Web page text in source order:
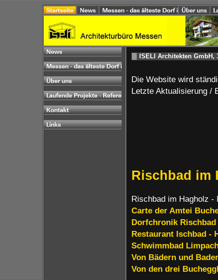
ISELI Architekten GmbH,
Die Website wird
Letzte Aktualisierung /
Rischbad im
Rischbad im Hagholz -
Carte der Amtei
Dorfchronik Rischbad
Restaurant Ischbad -
Schwimmbad
Von Bädern und
Von den drei